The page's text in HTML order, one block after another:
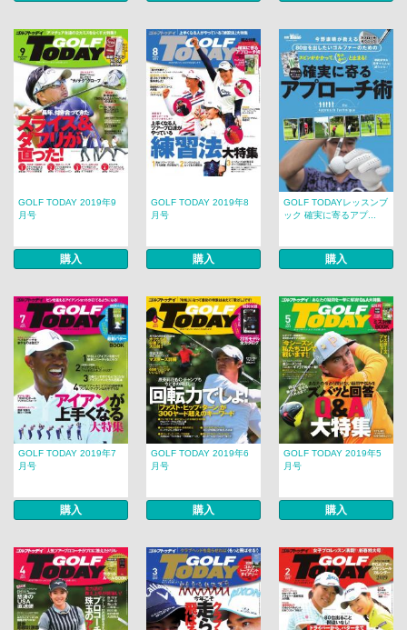
GOLF TODAY 2019年9
月号
購入
GOLF TODAY 2019年8
月号
購入
GOLF TODAYレッスンブ
ック 確実に寄るアプ...
購入
GOLF TODAY 2019年7
月号
購入
GOLF TODAY 2019年6
月号
購入
GOLF TODAY 2019年5
月号
購入